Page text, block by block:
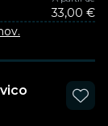
33,00 €